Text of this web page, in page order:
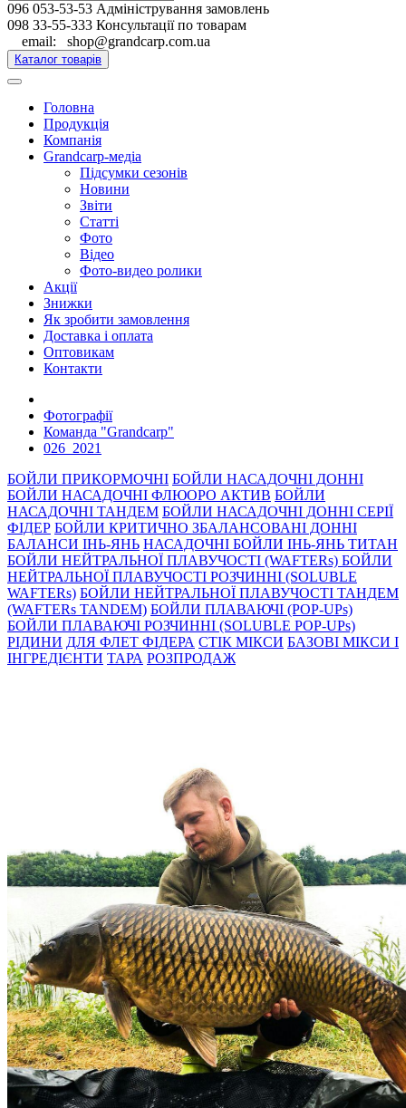
096 053-53-53 Адміністрування замовлень
098 33-55-333 Консультації по товарам
email: shop@grandcarp.com.ua
Каталог товарів
Головна
Продукція
Компанія
Grandcarp-медіа
Підсумки сезонів
Новини
Звіти
Статті
Фото
Відео
Фото-видео ролики
Акції
Знижки
Як зробити замовлення
Доставка і оплата
Оптовикам
Контакти
Фотографії
Команда "Grandcarp"
026_2021
БОЙЛИ ПРИКОРМОЧНI БОЙЛИ НАСАДОЧНI ДОННI
БОЙЛИ НАСАДОЧНІ ФЛЮОРО АКТИВ БОЙЛИ
НАСАДОЧНІ ТАНДЕМ БОЙЛИ НАСАДОЧНI ДОННI СЕРIÏ
ФIДЕР БОЙЛИ КРИТИЧНО ЗБАЛАНСОВАНІ ДОННІ
БАЛАНСИ ІНЬ-ЯНЬ НАСАДОЧНІ БОЙЛИ ІНЬ-ЯНЬ ТИТАН
БОЙЛИ НЕЙТРАЛЬНОÏ ПЛАВУЧОСТI (WAFTERs) БОЙЛИ
НЕЙТРАЛЬНОЇ ПЛАВУЧОСТІ РОЗЧИННІ (SOLUBLE
WAFTERs) БОЙЛИ НЕЙТРАЛЬНОЇ ПЛАВУЧОСТІ ТАНДЕМ
(WAFTERs TANDEM) БОЙЛИ ПЛАВАЮЧІ (POP-UPs)
БОЙЛИ ПЛАВАЮЧI РОЗЧИННI (SOLUBLE POP-UPs)
РIДИНИ ДЛЯ ФЛЕТ ФІДЕРА СТIК МIКСИ БАЗОВІ МІКСИ І
ІНГРЕДІЄНТИ ТАРА РОЗПРОДАЖ